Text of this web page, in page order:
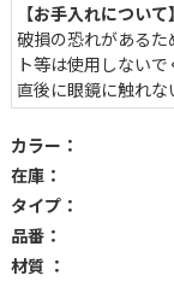
【お手入れについて】
破損の恐れがある
ト等は使用しない
直後に眼鏡に触れな
カラー：
在庫：
タイプ：
品番：
材質 ：